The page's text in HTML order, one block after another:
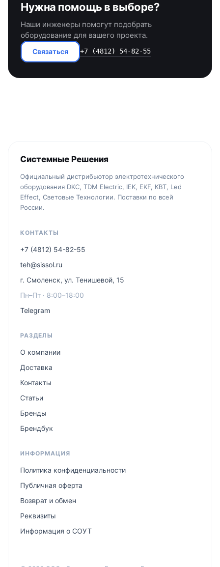
Нужна помощь в выборе?
Наши инженеры помогут подобрать
оборудование для вашего проекта.
Связаться +7 (4812) 54-82-55
Системные Решения
Официальный дистрибьютор электротехнического
оборудования DKC, TDM Electric, IEK, EKF, КВТ, Led
Effect, Световые Технологии. Поставки по всей
России.
КОНТАКТЫ
+7 (4812) 54-82-55
teh@sissol.ru
г. Смоленск, ул. Тенишевой, 15
Пн–Пт · 8:00–18:00
Telegram
РАЗДЕЛЫ
О компании
Доставка
Контакты
Статьи
Бренды
Брендбук
ИНФОРМАЦИЯ
Политика конфиденциальности
Публичная оферта
Возврат и обмен
Реквизиты
Информация о СОУТ